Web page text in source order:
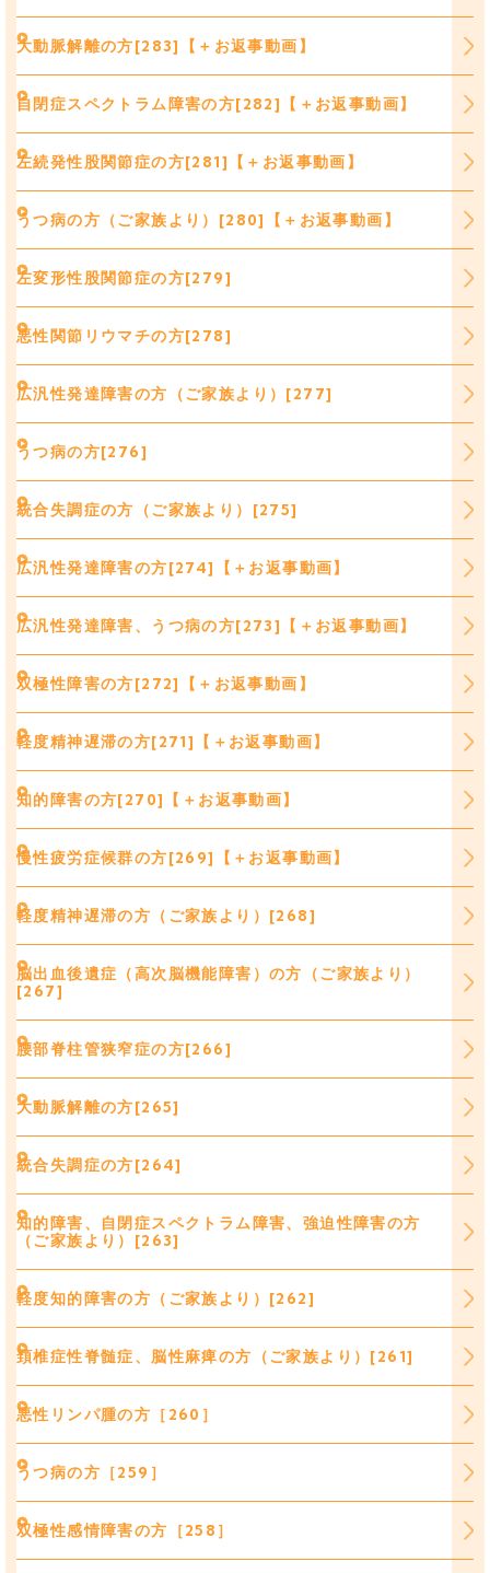
大動脈解離の方[283]【＋お返事動画】
自閉症スペクトラム障害の方[282]【＋お返事動画】
左続発性股関節症の方[281]【＋お返事動画】
うつ病の方（ご家族より）[280]【＋お返事動画】
左変形性股関節症の方[279]
悪性関節リウマチの方[278]
広汎性発達障害の方（ご家族より）[277]
うつ病の方[276]
統合失調症の方（ご家族より）[275]
広汎性発達障害の方[274]【＋お返事動画】
広汎性発達障害、うつ病の方[273]【＋お返事動画】
双極性障害の方[272]【＋お返事動画】
軽度精神遅滞の方[271]【＋お返事動画】
知的障害の方[270]【＋お返事動画】
慢性疲労症候群の方[269]【＋お返事動画】
軽度精神遅滞の方（ご家族より）[268]
脳出血後遺症（高次脳機能障害）の方（ご家族より）
[267]
腰部脊柱管狭窄症の方[266]
大動脈解離の方[265]
統合失調症の方[264]
知的障害、自閉症スペクトラム障害、強迫性障害の方
（ご家族より）[263]
軽度知的障害の方（ご家族より）[262]
頚椎症性脊髄症、脳性麻痺の方（ご家族より）[261]
悪性リンパ腫の方［260］
うつ病の方［259］
双極性感情障害の方［258］